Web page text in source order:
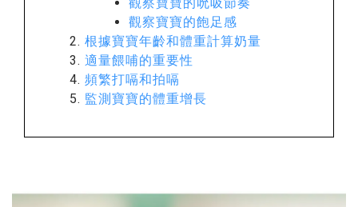
觀察寶寶的飽足感
根據寶寶年齡和體重計算奶量
適量餵哺的重要性
頻繁打嗝和拍嗝
監測寶寶的體重增長